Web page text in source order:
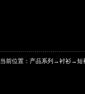
当前位置：产品系列→衬衫→短